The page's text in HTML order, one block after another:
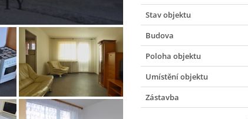
Stav objektu
Budova
Poloha objektu
Umístění objektu
Zástavba